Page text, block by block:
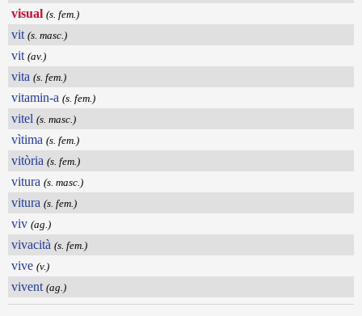
visual (s. fem.)
vit (s. masc.)
vit (av.)
vita (s. fem.)
vitamin-a (s. fem.)
vitel (s. masc.)
vìtima (s. fem.)
vitòria (s. fem.)
vitura (s. masc.)
vitura (s. fem.)
viv (ag.)
vivacità (s. fem.)
vive (v.)
vivent (ag.)